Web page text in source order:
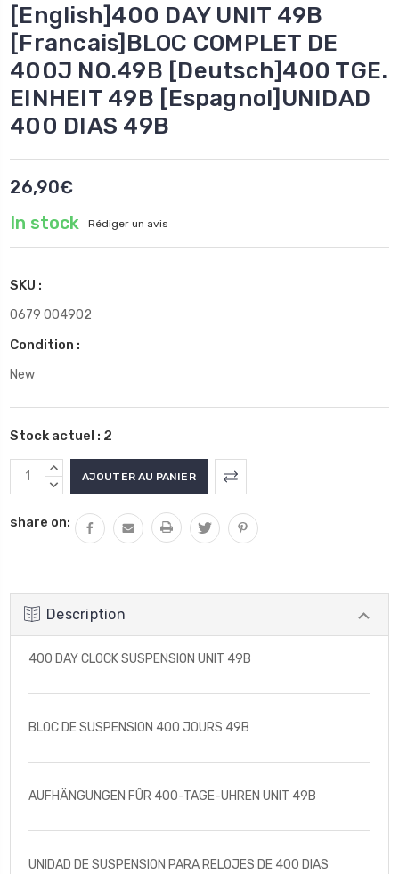
[English]400 DAY UNIT 49B
[Francais]BLOC COMPLET DE
400J NO.49B [Deutsch]400 TGE.
EINHEIT 49B [Espagnol]UNIDAD
400 DIAS 49B
26,90€
In stock
Rédiger un avis
SKU :
0679 004902
Condition :
New
Stock actuel : 2
AUGMENTER
LA
:
DIMINUER
QUANTITÉ
share on:
Description
400 DAY CLOCK SUSPENSION UNIT 49B
BLOC DE SUSPENSION 400 JOURS 49B
AUFHÄNGUNGEN FÛR 400-TAGE-UHREN UNIT 49B
UNIDAD DE SUSPENSION PARA RELOJES DE 400 DIAS